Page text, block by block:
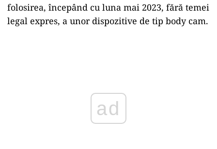
folosirea, începând cu luna mai 2023, fără temei
legal expres, a unor dispozitive de tip body cam.